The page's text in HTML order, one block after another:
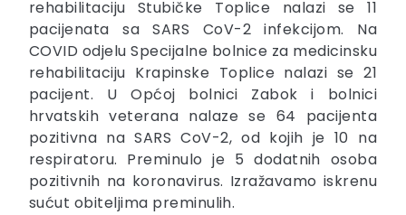
rehabilitaciju Stubičke Toplice nalazi se 11
pacijenata sa SARS CoV-2 infekcijom. Na
COVID odjelu Specijalne bolnice za medicinsku
rehabilitaciju Krapinske Toplice nalazi se 21
pacijent. U Općoj bolnici Zabok i bolnici
hrvatskih veterana nalaze se 64 pacijenta
pozitivna na SARS CoV-2, od kojih je 10 na
respiratoru. Preminulo je 5 dodatnih osoba
pozitivnih na koronavirus. Izražavamo iskrenu
sućut obiteljima preminulih.